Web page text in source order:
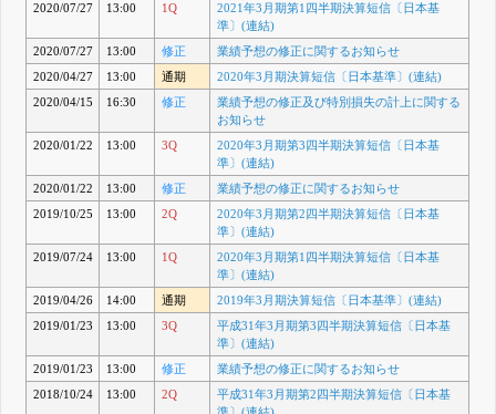
2020/07/27
13:00 1Q
2021年3月期第1四半期決算短信〔日本基
準〕(連結)
2020/07/27
13:00 修正
業績予想の修正に関するお知らせ
2020/04/27
13:00 通期
2020年3月期決算短信〔日本基準〕(連結)
2020/04/15
16:30 修正
業績予想の修正及び特別損失の計上に関する
お知らせ
2020/01/22
13:00 3Q
2020年3月期第3四半期決算短信〔日本基
準〕(連結)
2020/01/22
13:00 修正
業績予想の修正に関するお知らせ
2019/10/25
13:00 2Q
2020年3月期第2四半期決算短信〔日本基
準〕(連結)
2019/07/24
13:00 1Q
2020年3月期第1四半期決算短信〔日本基
準〕(連結)
2019/04/26
14:00 通期
2019年3月期決算短信〔日本基準〕(連結)
2019/01/23
13:00 3Q
平成31年3月期第3四半期決算短信〔日本基
準〕(連結)
2019/01/23
13:00 修正
業績予想の修正に関するお知らせ
2018/10/24
13:00 2Q
平成31年3月期第2四半期決算短信〔日本基